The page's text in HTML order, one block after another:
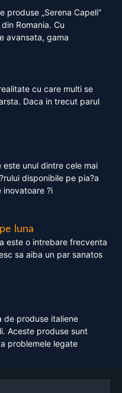
produse „Serena Capeli”
Romania. Cu
avansata, gama
cu care multi se
Daca in trecut parul
este unul dintre cele mai
disponibile pe pia?a
inovatoare ?i
luna
este o intrebare frecventa
sa aiba un par sanatos
de produse italiene
Aceste produse sunt
problemele legate